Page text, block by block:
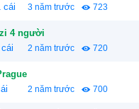
cái 3 năm trước 723
4 người
2 năm trước 720
2 năm trước 700